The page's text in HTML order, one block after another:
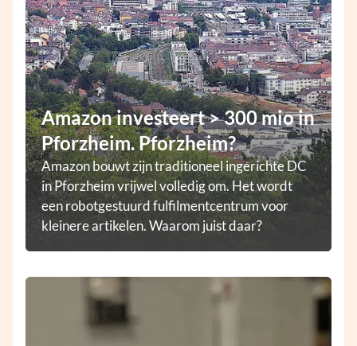
Amazon investeert > 300 mio in
Pforzheim. Pforzheim?
Amazon bouwt zijn traditioneel ingerichte DC
in Pforzheim vrijwel volledig om. Het wordt
een robotgestuurd fulfilmentcentrum voor
kleinere artikelen. Waarom juist daar?